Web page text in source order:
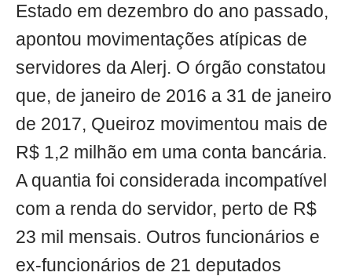
Estado em dezembro do ano passado,
apontou movimentações atípicas de
servidores da Alerj. O órgão constatou
que, de janeiro de 2016 a 31 de janeiro
de 2017, Queiroz movimentou mais de
R$ 1,2 milhão em uma conta bancária.
A quantia foi considerada incompatível
com a renda do servidor, perto de R$
23 mil mensais. Outros funcionários e
ex-funcionários de 21 deputados